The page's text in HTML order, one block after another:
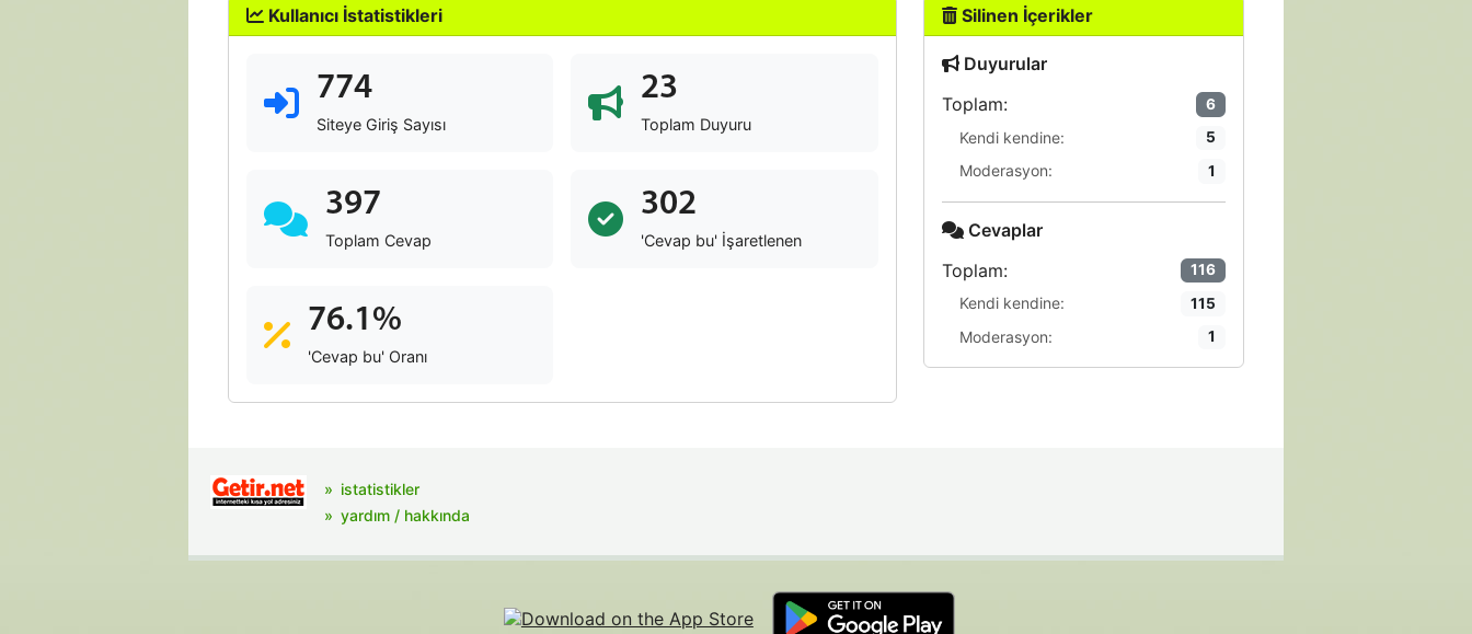
Kullanıcı İstatistikleri
774
Siteye Giriş Sayısı
23
Toplam Duyuru
397
Toplam Cevap
302
'Cevap bu' İşaretlenen
76.1%
'Cevap bu' Oranı
Silinen İçerikler
Duyurular
Toplam:
6
Kendi kendine: 5
Moderasyon: 1
Cevaplar
Toplam:
116
Kendi kendine: 115
Moderasyon: 1
istatistikler
yardım / hakkında